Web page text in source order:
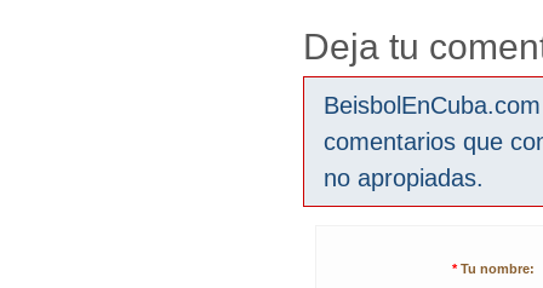
Deja tu
comentarios que
no apropiadas.
* Tu nombre: